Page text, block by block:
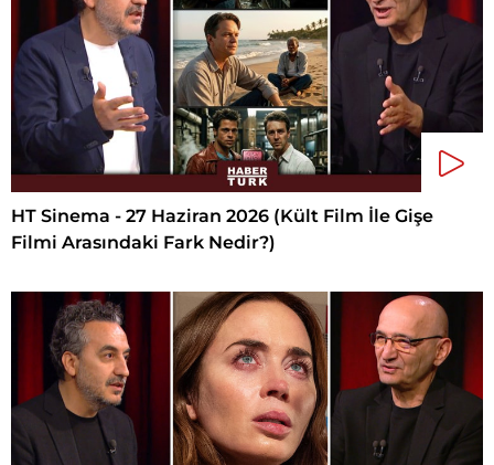
HT Sinema - 27 Haziran 2026 (Kült Film İle Gişe
Filmi Arasındaki Fark Nedir?)